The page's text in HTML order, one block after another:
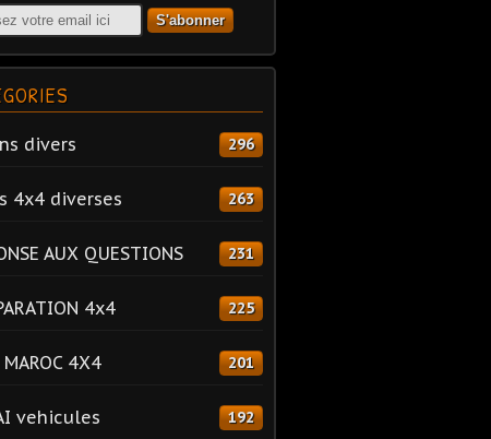
divers 296
4x4 diverses 263
AUX QUESTIONS 231
4x4 225
4X4 201
vehicules 192